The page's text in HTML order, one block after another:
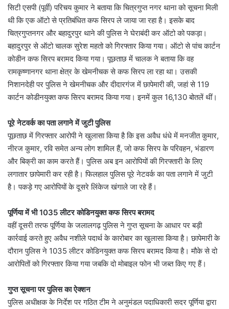
सिटी एसपी (पूर्वी) परिचय कुमार ने बताया कि चित्रगुप्त नगर थाना को सूचना मिली
थी कि एक ऑटो से प्रतिबंधित कफ सिरप ले जाया जा रहा है। इसके बाद
चित्रगुप्तनगर और बहादुरपुर थाने की पुलिस ने घेराबंदी कर ऑटो को पकड़ा।
बहादुरपुर से ऑटो चालक सुरेश महतो को गिरफ्तार किया गया। ऑटो से पांच कार्टन
कोडीन कफ सिरप बरामद किया गया। पूछताछ में चालक ने बताया कि वह
रामकृष्णानगर थाना क्षेत्र के खेमनीचक से कफ सिरप ला रहा था। उसकी
निशानदेही पर पुलिस ने खेमनीचक और दीदारगंज में छापेमारी की, जहां से 119
कार्टन कोडीनयुक्त कफ सिरप बरामद किया गया। इनमें कुल 16,130 बोतलें थीं।
पूरे नेटवर्क का पता लगाने में जुटी पुलिस
पूछताछ में गिरफ्तार आरोपी ने खुलासा किया है कि इस अवैध धंधे में मनजीत कुमार,
नीरज कुमार, रवि समेत अन्य लोग शामिल हैं, जो कफ सिरप के परिवहन, भंडारण
और बिक्री का काम करते हैं। पुलिस अब इन आरोपियों की गिरफ्तारी के लिए
लगातार छापेमारी कर रही है। फिलहाल पुलिस पूरे नेटवर्क का पता लगाने में जुटी
है। पकड़े गए आरोपियों के दूसरे लिंकेज खंगाले जा रहे हैं।
पूर्णिया में भी 1035 लीटर कोडिनयुक्त कफ सिरप बरामद
वहीं दूसरी तरफ पूर्णिया के जलालगढ़ पुलिस ने गुप्त सूचना के आधार पर बड़ी
कार्रवाई करते हुए अवैध नशीले पदार्थ के कारोबार का खुलासा किया है। छापेमारी के
दौरान पुलिस ने 1035 लीटर कोडिनयुक्त कफ सिरप बरामद किया है। मौके से दो
आरोपितों को गिरफ्तार किया गया जबकि दो मोबाइल फोन भी जब्त किए गए हैं।
गुप्त सूचना पर पुलिस का ऐक्शन
पुलिस अधीक्षक के निर्देश पर गठित टीम ने अनुमंडल पदाधिकारी सदर पूर्णिया द्वारा